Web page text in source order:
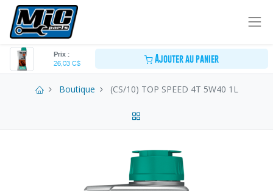
Prix :
26,03 C$ Ajouter au panier
Boutique (CS/10) TOP SPEED 4T 5W40 1L